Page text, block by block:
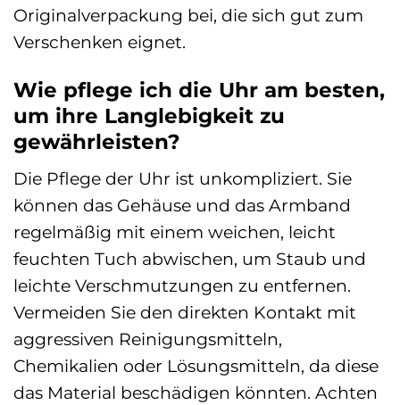
Originalverpackung bei, die sich gut zum
Verschenken eignet.
Wie pflege ich die Uhr am besten,
um ihre Langlebigkeit zu
gewährleisten?
Die Pflege der Uhr ist unkompliziert. Sie
können das Gehäuse und das Armband
regelmäßig mit einem weichen, leicht
feuchten Tuch abwischen, um Staub und
leichte Verschmutzungen zu entfernen.
Vermeiden Sie den direkten Kontakt mit
aggressiven Reinigungsmitteln,
Chemikalien oder Lösungsmitteln, da diese
das Material beschädigen könnten. Achten